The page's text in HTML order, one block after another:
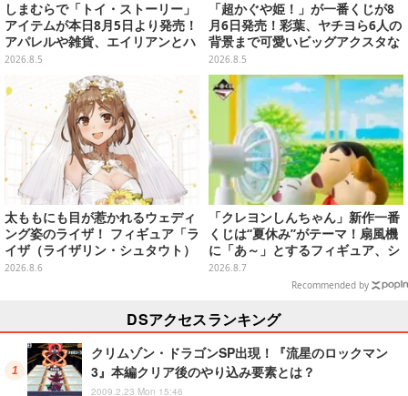
しまむらで「トイ・ストーリー」
アイテムが本日8月5日より発売！
アパレルや雑貨、エイリアンとハ
ムのダイカットクッションなど盛
2026.8.5
「超かぐや姫！」が一番くじが8
月6日発売！彩葉、ヤチヨら6人の
背景まで可愛いビッグアクスタな
ど
2026.8.5
太ももにも目が惹かれるウェディ
ング姿のライザ！ フィギュア「ラ
イザ（ライザリン・シュタウト）
ウェディングStyle」が8月7日よ
2026.8.6
「クレヨンしんちゃん」新作一番
くじは“夏休み”がテーマ！扇風機
に「あ～」とするフィギュア、シ
ロのボウル皿など嬉しいラインナ
2026.8.7
Recommended by
DSアクセスランキング
クリムゾン・ドラゴンSP出現！『流星のロックマン
3』本編クリア後のやり込み要素とは？
2009.2.23 Mon 15:46